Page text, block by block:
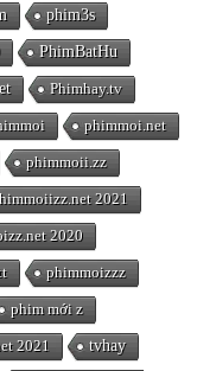
phim3s
PhimBatHu
Phimhay.tv
phimmoi.net
phimmoii.zz
2021
2020
phimmoizzz
phim mới z
2021 tvhay